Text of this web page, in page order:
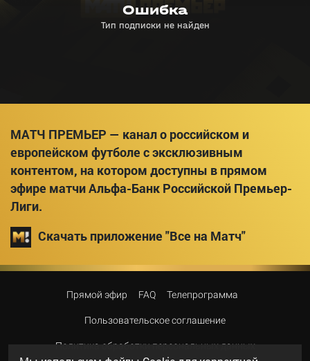
МАТЧ ПРЕМЬЕР — канал о российском и
европейском футболе с эксклюзивным
контентом, на котором доступны в прямом
эфире матчи Альфа-Банк Российской Премьер-
Лиги.
Скачать приложение "Все на Матч"
Прямой эфир FAQ Телепрограмма
Пользовательское соглашение
Политика обработки персональных данных